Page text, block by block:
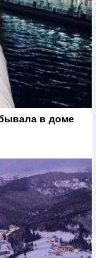
в доме